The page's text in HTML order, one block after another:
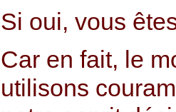
Si oui, vous
Car en fait, le
utilisons